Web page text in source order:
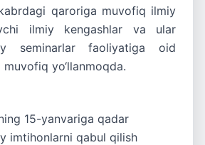
qaroriga muvofiq ilmiy
ilmiy kengashlar va ular
seminarlar faoliyatiga oid
yo‘llanmoqda.
15-yanvariga qadar
imtihonlarni qabul qilish